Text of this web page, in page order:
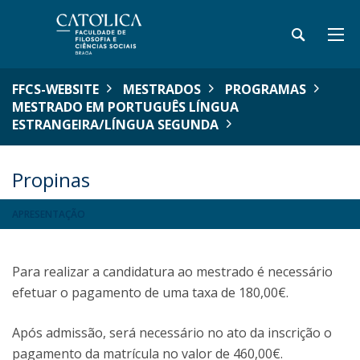
FFCS-WEBSITE MESTRADOS
PROGRAMAS
MESTRADO EM PORTUGUÊS LÍNGUA
ESTRANGEIRA/LÍNGUA SEGUNDA
Propinas
Para realizar a candidatura ao mestrado é necessário
efetuar o pagamento de uma taxa de 180,00€.
Após admissão, será necessário no ato da inscrição o
pagamento da matrícula no valor de 460,00€.